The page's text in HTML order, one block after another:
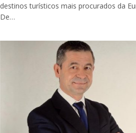
destinos turísticos mais procurados da
De…